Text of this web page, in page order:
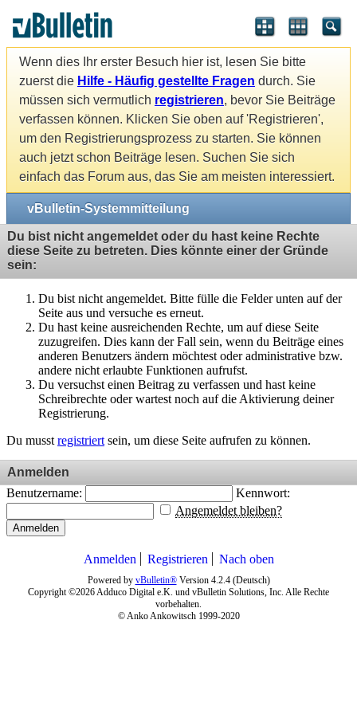
Wenn dies Ihr erster Besuch hier ist, lesen Sie bitte
zuerst die Hilfe - Häufig gestellte Fragen durch. Sie
müssen sich vermutlich registrieren, bevor Sie Beiträge
verfassen können. Klicken Sie oben auf 'Registrieren',
um den Registrierungsprozess zu starten. Sie können
auch jetzt schon Beiträge lesen. Suchen Sie sich
einfach das Forum aus, das Sie am meisten interessiert.
vBulletin-Systemmitteilung
Du bist nicht angemeldet oder du hast keine Rechte
diese Seite zu betreten. Dies könnte einer der Gründe
sein:
Du bist nicht angemeldet. Bitte fülle die Felder unten auf der
Seite aus und versuche es erneut.
Du hast keine ausreichenden Rechte, um auf diese Seite
zuzugreifen. Dies kann der Fall sein, wenn du Beiträge eines
anderen Benutzers ändern möchtest oder administrative bzw.
andere nicht erlaubte Funktionen aufrufst.
Du versuchst einen Beitrag zu verfassen und hast keine
Schreibrechte oder wartest noch auf die Aktivierung deiner
Registrierung.
Du musst registriert sein, um diese Seite aufrufen zu können.
Anmelden
Benutzername:
Kennwort:
Angemeldet bleiben?
Anmelden
Anmelden Registrieren Nach oben
Powered by vBulletin®Version 4.2.4 (Deutsch)
Copyright ©2026 Adduco Digital e.K. und vBulletin Solutions, Inc. Alle Rechte
vorbehalten.
© Anko Ankowitsch 1999-2020